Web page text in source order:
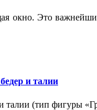
окно. Это
и талии
талии (тип фигуры